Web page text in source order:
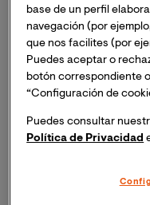
Director del
Políticas de la
Profesor de
Arbitraje
base de un perfil
navegación (por
que nos facilites (por
Puedes aceptar o
botón correspondiente
“Configuración de
Puedes consultar
Política de Privacidad